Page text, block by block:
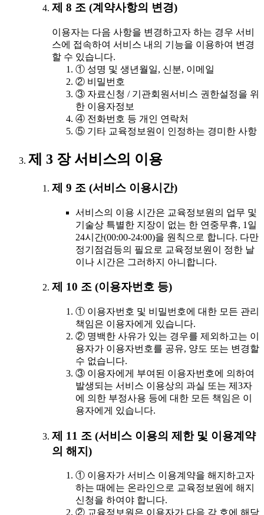
제 8 조 (계약사항의 변경)
이용자는 다음 사항을 변경하고자 하는 경우 서비
스에 접속하여 서비스 내의 기능을 이용하여 변경
할 수 있습니다.
① 성명 및 생년월일, 신분, 이메일
② 비밀번호
③ 자료신청 / 기관회원서비스 권한설정을 위
한 이용자정보
④ 전화번호 등 개인 연락처
⑤ 기타 교육정보원이 인정하는 경미한 사항
제 3 장 서비스의 이용
제 9 조 (서비스 이용시간)
서비스의 이용 시간은 교육정보원의 업무 및
기술상 특별한 지장이 없는 한 연중무휴, 1일
24시간(00:00-24:00)을 원칙으로 합니다. 다만
정기점검등의 필요로 교육정보원이 정한 날
이나 시간은 그러하지 아니합니다.
제 10 조 (이용자번호 등)
① 이용자번호 및 비밀번호에 대한 모든 관리
책임은 이용자에게 있습니다.
② 명백한 사유가 있는 경우를 제외하고는 이
용자가 이용자번호를 공유, 양도 또는 변경할
수 없습니다.
③ 이용자에게 부여된 이용자번호에 의하여
발생되는 서비스 이용상의 과실 또는 제3자
에 의한 부정사용 등에 대한 모든 책임은 이
용자에게 있습니다.
제 11 조 (서비스 이용의 제한 및 이용계약
의 해지)
① 이용자가 서비스 이용계약을 해지하고자
하는 때에는 온라인으로 교육정보원에 해지
신청을 하여야 합니다.
② 교육정보원은 이용자가 다음 각 호에 해당